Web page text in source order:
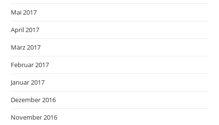
Mai 2017
April 2017
März 2017
Februar 2017
Januar 2017
Dezember 2016
November 2016